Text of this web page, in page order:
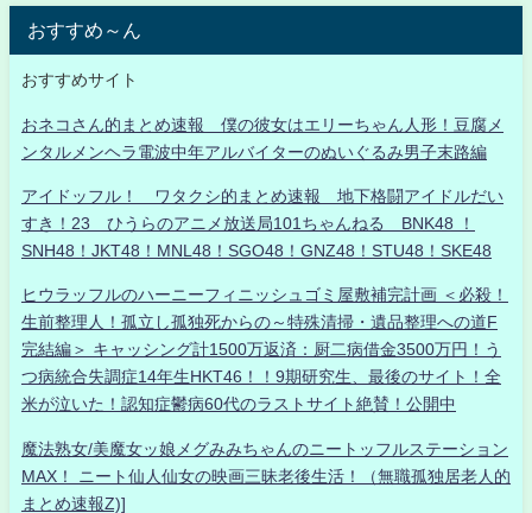
おすすめ～ん
おすすめサイト
おネコさん的まとめ速報 僕の彼女はエリーちゃん人形！豆腐メ
ンタルメンヘラ電波中年アルバイターのぬいぐるみ男子末路編
アイドッフル！ ワタクシ的まとめ速報 地下格闘アイドルだい
すき！23 ひうらのアニメ放送局101ちゃんねる BNK48 ！
SNH48！JKT48！MNL48！SGO48！GNZ48！STU48！SKE48
ヒウラッフルのハーニーフィニッシュゴミ屋敷補完計画 ＜必殺！
生前整理人！孤立し孤独死からの～特殊清掃・遺品整理への道F
完結編＞ キャッシング計1500万返済：厨二病借金3500万円！う
つ病統合失調症14年生HKT46！！9期研究生、最後のサイト！全
米が泣いた！認知症鬱病60代のラストサイト絶賛！公開中
魔法熟女/美魔女ッ娘メグみみちゃんのニートッフルステーション
MAX！ ニート仙人仙女の映画三昧老後生活！（無職孤独居老人的
まとめ速報Z)]